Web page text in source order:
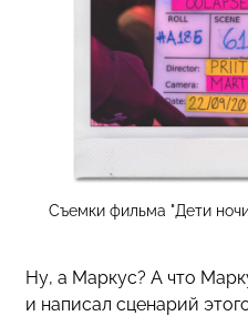
Съемки фильма "Дети
Ну, а Маркус? А что
и написал сценарий